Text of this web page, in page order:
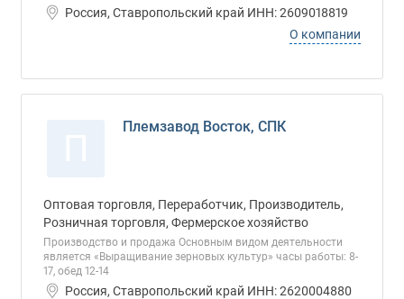
Россия, Ставропольский край ИНН: 2609018819
О компании
Племзавод Восток, СПК
Оптовая торговля, Переработчик, Производитель,
Розничная торговля, Фермерское хозяйство
Производство и продажа Основным видом деятельности
является «Выращивание зерновых культур» часы работы: 8-
17, обед 12-14
Россия, Ставропольский край ИНН: 2620004880